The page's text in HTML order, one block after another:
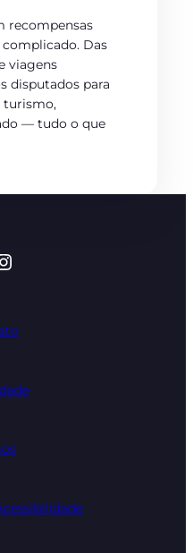
recompensas
Das
viagens
disputados para
turismo,
— tudo o que